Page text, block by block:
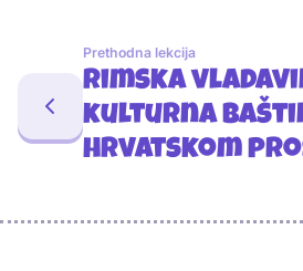
Prethodna lekcija
Rimska
kulturna
hrvatskom